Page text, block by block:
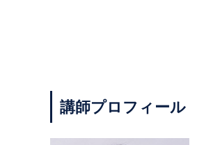
講師プロフィール